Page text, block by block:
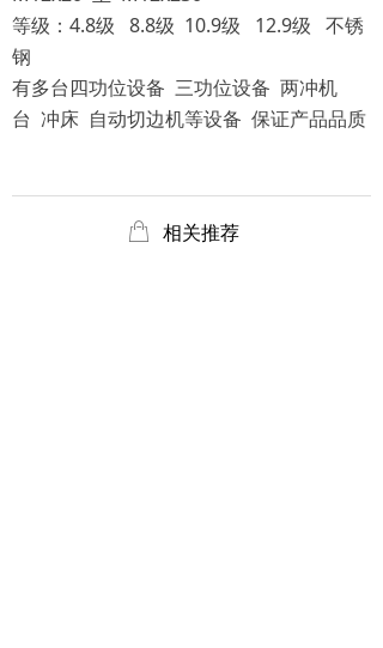
等级：4.8级 8.8级 10.9级 12.9级 不锈
钢
有多台四功位设备 三功位设备 两冲机
台 冲床 自动切边机等设备 保证产品品质
ꂆ 相关推荐